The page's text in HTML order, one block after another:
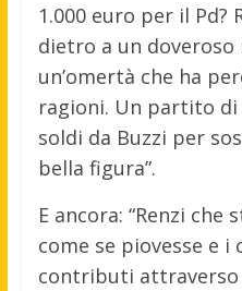
1.000 euro per il Pd?
dietro a un
un’omertà che ha
ragioni. Un partito
soldi da Buzzi per
bella figura”.
E ancora: “Renzi
come se piovesse e i
contributi